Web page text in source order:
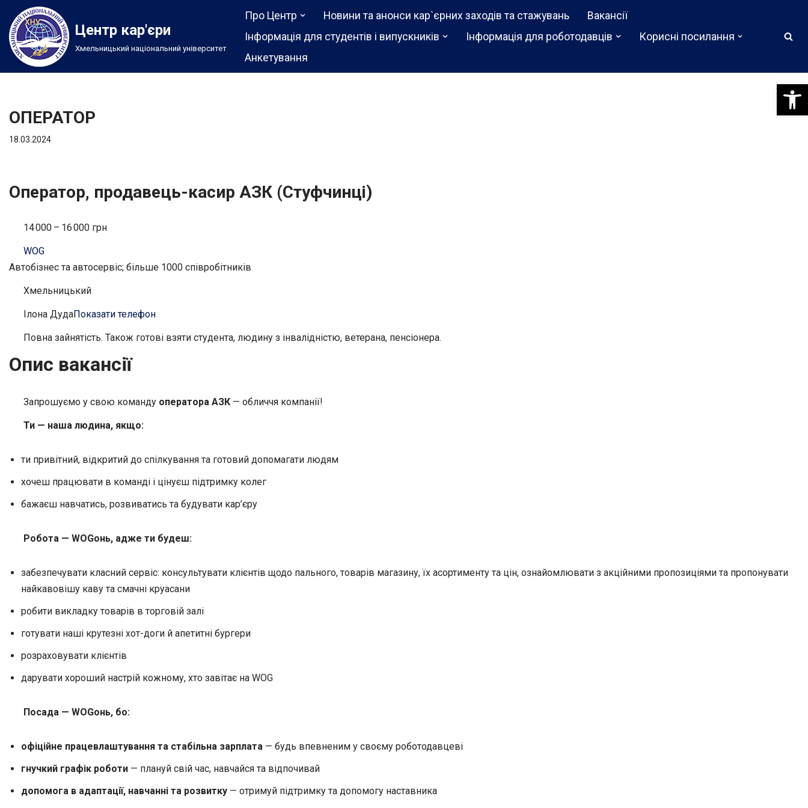
Перейти
до
вмісту
Центр кар'єри
Хмельницький національний університет
Про Центр Новини та анонси кар`єрних заходів та стажувань
Вакансії
Інформація для студентів і випускників
Інформація для роботодавців
Корисні посилання
Анкетування
ОПЕРАТОР
18.03.2024
Оператор, продавець-касир АЗК (Стуфчинці)
14 000 – 16 000 грн
WOG
Автобізнес та автосервіс; більше 1000 співробітників
Хмельницький
Ілона ДудаПоказати телефон
Повна зайнятість. Також готові взяти студента, людину з інвалідністю, ветерана, пенсіонера.
Опис вакансії
Запрошуємо у свою команду оператора АЗК — обличчя компанії!
Ти — наша людина, якщо:
ти привітний, відкритий до спілкування та готовий допомагати людям
хочеш працювати в команді і цінуєш підтримку колег
бажаєш навчатись, розвиватись та будувати кар’єру
Робота — WOGонь, адже ти будеш:
забезпечувати класний сервіс: консультувати клієнтів щодо пального, товарів магазину, їх асортименту та цін, ознайомлювати з акційними пропозиціями та пропонувати
найкавовішу каву та смачні круасани
робити викладку товарів в торговій залі
готувати наші крутезні хот-доги й апетитні бургери
розраховувати клієнтів
дарувати хороший настрій кожному, хто завітає на WOG
Посада — WOGонь, бо:
офіційне працевлаштування та стабільна зарплата — будь впевненим у своєму роботодавцеві
гнучкий графік роботи — плануй свій час, навчайся та відпочивай
допомога в адаптації, навчанні та розвитку — отримуй підтримку та допомогу наставника